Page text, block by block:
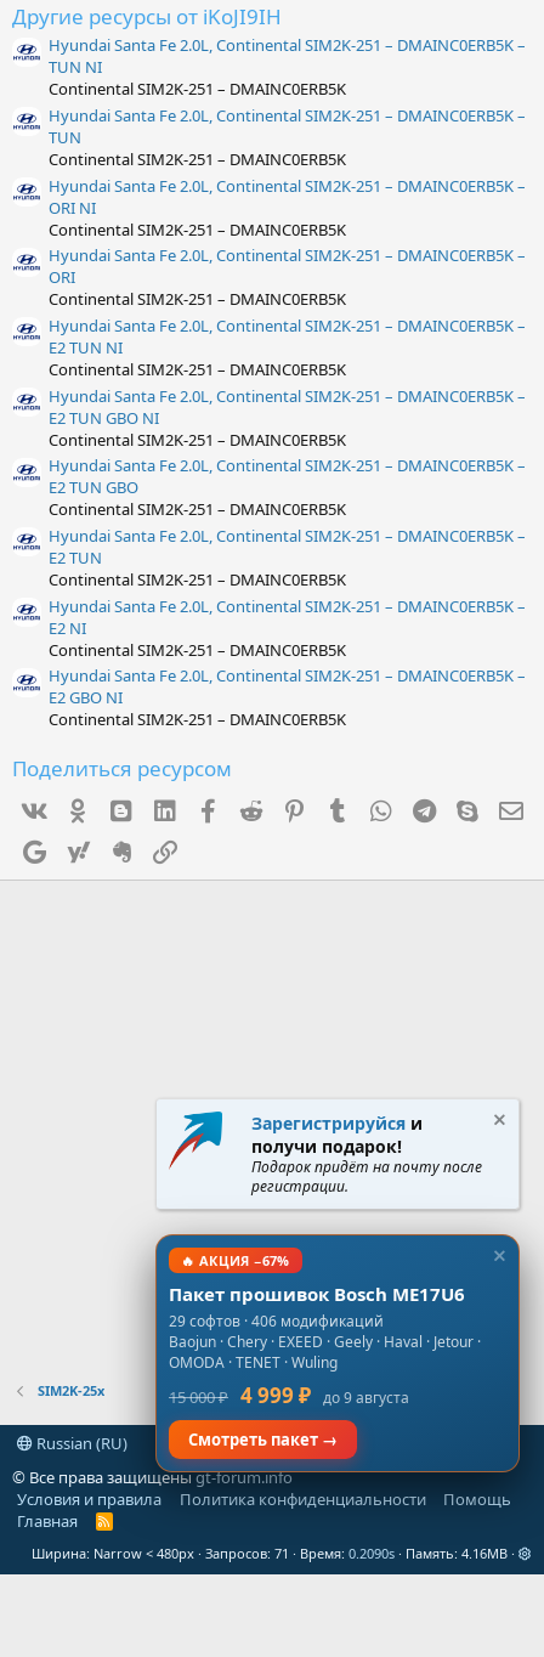
Другие ресурсы от iKoJI9IH
Hyundai Santa Fe 2.0L, Continental SIM2K-251 – DMAINC0ERB5K –
TUN NI
Continental SIM2K-251 – DMAINC0ERB5K
Hyundai Santa Fe 2.0L, Continental SIM2K-251 – DMAINC0ERB5K –
TUN
Continental SIM2K-251 – DMAINC0ERB5K
Hyundai Santa Fe 2.0L, Continental SIM2K-251 – DMAINC0ERB5K –
ORI NI
Continental SIM2K-251 – DMAINC0ERB5K
Hyundai Santa Fe 2.0L, Continental SIM2K-251 – DMAINC0ERB5K –
ORI
Continental SIM2K-251 – DMAINC0ERB5K
Hyundai Santa Fe 2.0L, Continental SIM2K-251 – DMAINC0ERB5K –
E2 TUN NI
Continental SIM2K-251 – DMAINC0ERB5K
Hyundai Santa Fe 2.0L, Continental SIM2K-251 – DMAINC0ERB5K –
E2 TUN GBO NI
Continental SIM2K-251 – DMAINC0ERB5K
Hyundai Santa Fe 2.0L, Continental SIM2K-251 – DMAINC0ERB5K –
E2 TUN GBO
Continental SIM2K-251 – DMAINC0ERB5K
Hyundai Santa Fe 2.0L, Continental SIM2K-251 – DMAINC0ERB5K –
E2 TUN
Continental SIM2K-251 – DMAINC0ERB5K
Hyundai Santa Fe 2.0L, Continental SIM2K-251 – DMAINC0ERB5K –
E2 NI
Continental SIM2K-251 – DMAINC0ERB5K
Hyundai Santa Fe 2.0L, Continental SIM2K-251 – DMAINC0ERB5K –
E2 GBO NI
Continental SIM2K-251 – DMAINC0ERB5K
Поделиться ресурсом
Ok mes_blogger
Linked InFacebook
Reddit PinterestTumblr WhatsAppTelegram
Skype
Google Yahoo Evernote
SIM2K-25x
Russian (RU)
© Все права защищеныgt-forum.info
Условия и правила
Политика конфиденциальности
Помощь
Главная
R
S
Ширина Запросов 71 Время 0.2090s Память 4.16MB
Зарегистрируйся и
получи подарок!
Подарок придёт на почту после
регистрации.
🔥 АКЦИЯ −67%
Пакет прошивок Bosch ME17U6
29 софтов · 406 модификаций
Baojun · Chery · EXEED · Geely · Haval · Jetour ·
OMODA · TENET · Wuling
15 000 ₽ 4 999 ₽ до 9 августа
Смотреть пакет →